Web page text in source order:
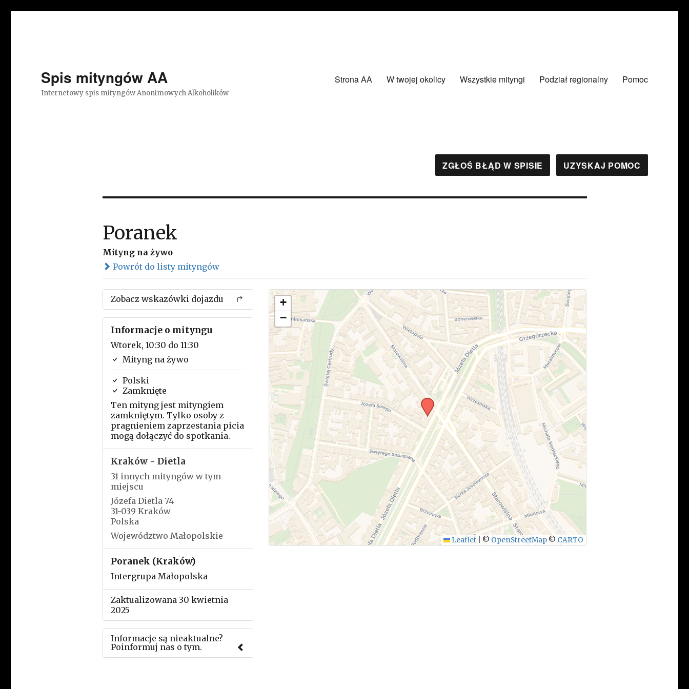
Spis mityngów AA
Internetowy spis mityngów Anonimowych Alkoholików
Strona AA W twojej okolicy Wszystkie mityngi Podział regionalny Pomoc
ZGŁOŚ BŁĄD W SPISIE UZYSKAJ POMOC
Poranek
Mityng na żywo
Powrót do listy mityngów
Zobacz wskazówki dojazdu
Informacje o mityngu
Wtorek, 10:30 do 11:30
Mityng na żywo
Polski
Zamknięte
Ten mityng jest mityngiem
zamkniętym. Tylko osoby z
pragnieniem zaprzestania picia
mogą dołączyć do spotkania.
Kraków - Dietla
31 innych mityngów w tym
miejscu
Józefa Dietla 74
31-039 Kraków
Polska
Województwo Małopolskie
Poranek (Kraków)
Intergrupa Małopolska
Zaktualizowana 30 kwietnia
2025
Informacje są nieaktualne?
Poinformuj nas o tym.
+
−
Leaflet © OpenStreetMap © CARTO